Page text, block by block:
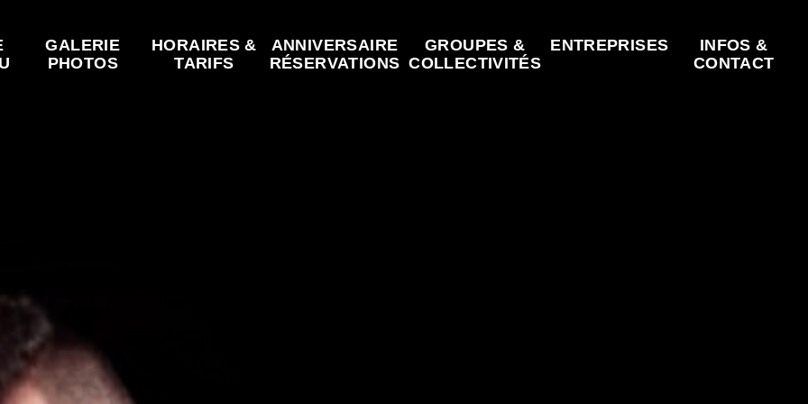
GALERIE
PHOTOS
HORAIRES &
TARIFS
ANNIVERSAIRE
RÉSERVATIONS
GROUPES &
COLLECTIVITÉS
ENTREPRISES
INFOS &
CONTACT